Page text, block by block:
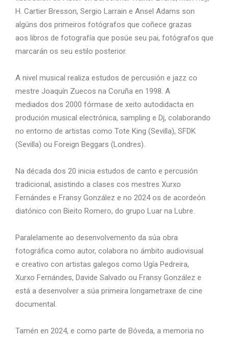
H. Cartier Bresson, Sergio Larrain e Ansel Adams son
algúns dos primeiros fotógrafos que coñece grazas
aos libros de fotografía que posúe seu pai, fotógrafos que
marcarán os seu estilo posterior.
A nivel musical realiza estudos de percusión e jazz co
mestre Joaquín Zuecos na Coruña en 1998. A
mediados dos 2000 fórmase de xeito autodidacta en
produción musical electrónica, sampling e Dj, colaborando
no entorno de artistas como Tote King (Sevilla), SFDK
(Sevilla) ou Foreign Beggars (Londres).
Na década dos 20 inicia estudos de canto e percusión
tradicional, asistindo a clases cos mestres Xurxo
Fernándes e Fransy González e no 2024 os de acordeón
diatónico con Bieito Romero, do grupo Luar na Lubre.
Paralelamente ao desenvolvemento da súa obra
fotográfica como autor, colabora no ámbito audiovisual
e creativo con artistas galegos como Ugía Pedreira,
Xurxo Fernándes, Davide Salvado ou Fransy González e
está a desenvolver a súa primeira longametraxe de cine
documental.
Tamén en 2024, e como parte de Bóveda, a memoria no